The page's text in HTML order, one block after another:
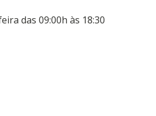
das 09:00h às 18:30